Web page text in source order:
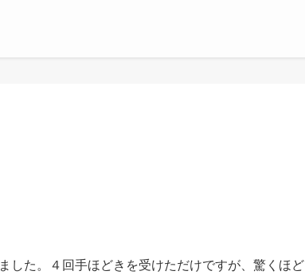
した。４回手ほどきを受けただけですが、驚くほど